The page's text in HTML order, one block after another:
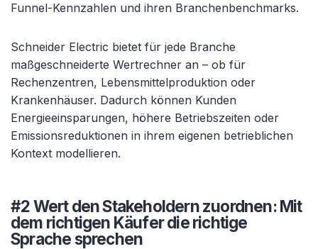
Funnel-Kennzahlen und ihren Branchenbenchmarks.
Schneider Electric bietet für jede Branche
maßgeschneiderte Wertrechner an – ob für
Rechenzentren, Lebensmittelproduktion oder
Krankenhäuser. Dadurch können Kunden
Energieeinsparungen, höhere Betriebszeiten oder
Emissionsreduktionen in ihrem eigenen betrieblichen
Kontext modellieren.
#2 Wert den Stakeholdern zuordnen: Mit
dem richtigen Käufer die richtige
Sprache sprechen